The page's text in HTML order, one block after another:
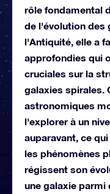
rôle fondamental
de l'évolution des
l'Antiquité, elle a
approfondies qui
cruciales sur la
galaxies spirales.
astronomiques
l'explorer à un
auparavant, ce
les phénomènes
régissent son
une galaxie parmi